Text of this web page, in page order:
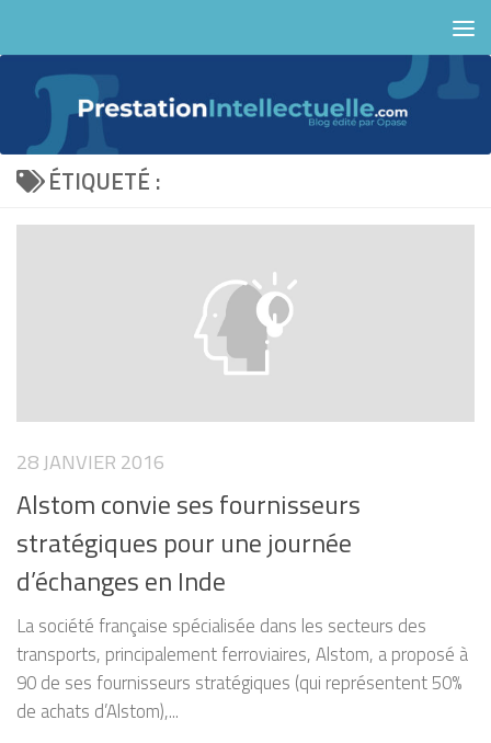
ÉTIQUETÉ :
28 JANVIER 2016
Alstom convie ses fournisseurs
stratégiques pour une journée
d’échanges en Inde
La société française spécialisée dans les secteurs des
transports, principalement ferroviaires, Alstom, a proposé à
90 de ses fournisseurs stratégiques (qui représentent 50%
de achats d’Alstom),...